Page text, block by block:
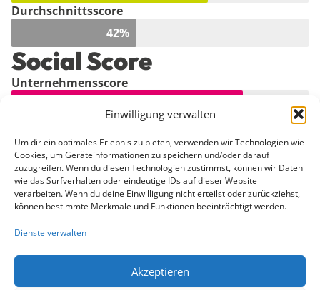
Einwilligung verwalten
Um dir ein optimales Erlebnis zu bieten, verwenden wir Technologien wie
Cookies, um Geräteinformationen zu speichern und/oder darauf
zuzugreifen. Wenn du diesen Technologien zustimmst, können wir Daten
wie das Surfverhalten oder eindeutige IDs auf dieser Website
verarbeiten. Wenn du deine Einwilligung nicht erteilst oder zurückziehst,
können bestimmte Merkmale und Funktionen beeinträchtigt werden.
Dienste verwalten
Akzeptieren
Durchschnittsscore
42%
Social Score
Unternehmensscore
54%
Governance Score
Unternehmensscore
50